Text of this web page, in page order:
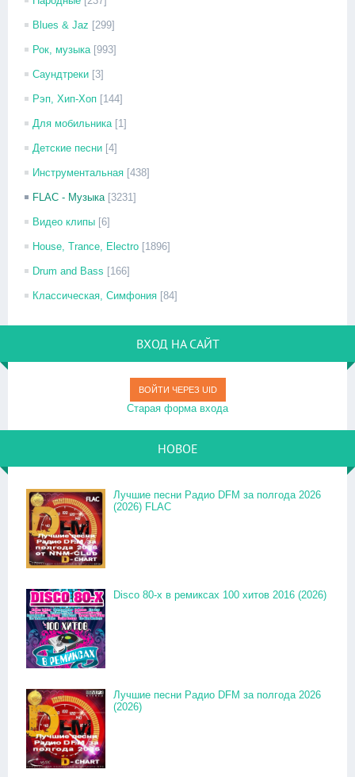
Blues & Jaz [299]
Рок, музыка [993]
Саундтреки [3]
Рэп, Хип-Хоп [144]
Для мобильника [1]
Детские песни [4]
Инструментальная [438]
FLAC - Музыка [3231]
Видео клипы [6]
House, Trance, Electro [1896]
Drum and Bass [166]
Классическая, Симфония [84]
ВХОД НА САЙТ
ВОЙТИ ЧЕРЕЗ UID
Старая форма входа
НОВОЕ
Лучшие песни Радио DFM за полгода 2026
(2026) FLAC
Disco 80-x в ремиксах 100 хитов 2016 (2026)
Лучшие песни Радио DFM за полгода 2026
(2026)